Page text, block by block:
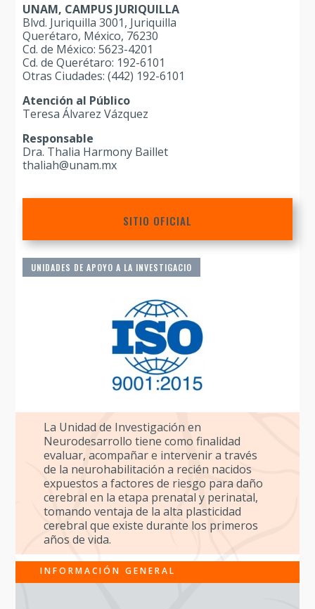
UNAM, CAMPUS JURIQUILLA
Blvd. Juriquilla 3001, Juriquilla
Querétaro, México, 76230
Cd. de México: 5623-4201
Cd. de Querétaro: 192-6101
Otras Ciudades: (442) 192-6101
Atención al Público
Teresa Álvarez Vázquez
Responsable
Dra. Thalia Harmony Baillet
thaliah@unam.mx
SITIO OFICIAL
UNIDADES DE APOYO A LA INVESTIGACIO
La Unidad de Investigación en
Neurodesarrollo tiene como finalidad
evaluar, acompañar e intervenir a través
de la neurohabilitación a recién nacidos
expuestos a factores de riesgo para daño
cerebral en la etapa prenatal y perinatal,
tomando ventaja de la alta plasticidad
cerebral que existe durante los primeros
años de vida.
INFORMACIÓN GENERAL